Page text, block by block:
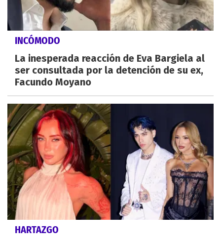
INCÓMODO
La inesperada reacción de Eva Bargiela al
ser consultada por la detención de su ex,
Facundo Moyano
HARTAZGO